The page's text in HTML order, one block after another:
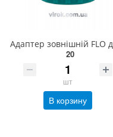
20
шт
В корзину